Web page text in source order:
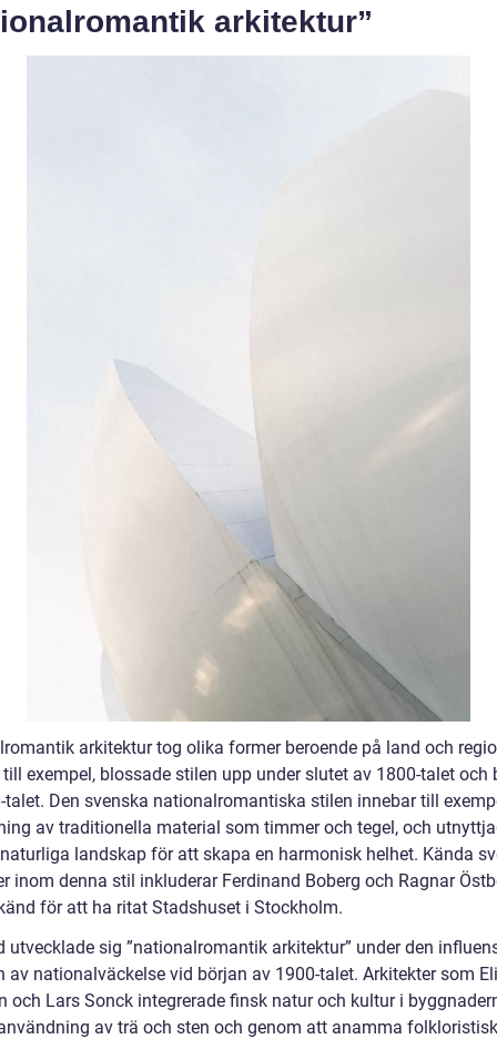
arkitektur”
arkitektur tog olika former beroende på land och
till exempel, blossade stilen upp under slutet av 1800-talet och
talet. Den svenska nationalromantiska stilen innebar till
av traditionella material som timmer och tegel, och
landskap för att skapa en harmonisk helhet. Kända
inom denna stil inkluderar Ferdinand Boberg och Ragnar
för att ha ritat Stadshuset i Stockholm.
utvecklade sig ”nationalromantik arkitektur” under den
av nationalväckelse vid början av 1900-talet. Arkitekter som
och Lars Sonck integrerade finsk natur och kultur i
av trä och sten och genom att anamma